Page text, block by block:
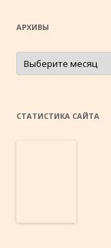
АРХИВЫ
Архивы
СТАТИСТИКА САЙТА